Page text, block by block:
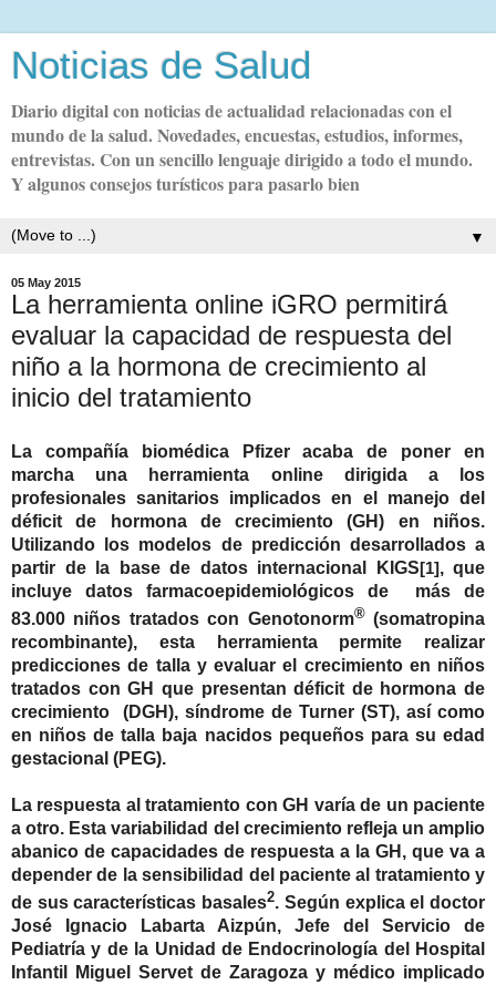
Noticias de Salud
Diario digital con noticias de actualidad relacionadas con el
mundo de la salud. Novedades, encuestas, estudios, informes,
entrevistas. Con un sencillo lenguaje dirigido a todo el mundo.
Y algunos consejos turísticos para pasarlo bien
▼
05 May 2015
La herramienta online iGRO permitirá
evaluar la capacidad de respuesta del
niño a la hormona de crecimiento al
inicio del tratamiento
La compañía biomédica Pfizer acaba de poner en
marcha una herramienta online dirigida a los
profesionales sanitarios implicados en el manejo del
déficit de hormona de crecimiento (GH) en niños.
Utilizando los modelos de predicción desarrollados a
partir de la base de datos internacional KIGS[1], que
incluye datos farmacoepidemiológicos de más de
83.000 niños tratados con Genotonorm®(somatropina
recombinante),
esta herramienta permite realizar
predicciones de talla y evaluar el crecimiento en niños
tratados con GH que presentan déficit de hormona de
crecimiento (DGH), síndrome de Turner (ST), así como
en niños de talla baja nacidos pequeños para su edad
gestacional (PEG).
La respuesta al tratamiento con GH varía de un paciente
a otro. Esta variabilidad del crecimiento refleja un amplio
abanico de capacidades de respuesta a la GH, que va a
depender de la sensibilidad del paciente al tratamiento y
de sus características basales2. Según explica eldoctor
José Ignacio Labarta Aizpún, Jefe del Servicio de
Pediatría y de la Unidad de Endocrinología del Hospital
Infantil Miguel Servet de Zaragoza y médico implicado